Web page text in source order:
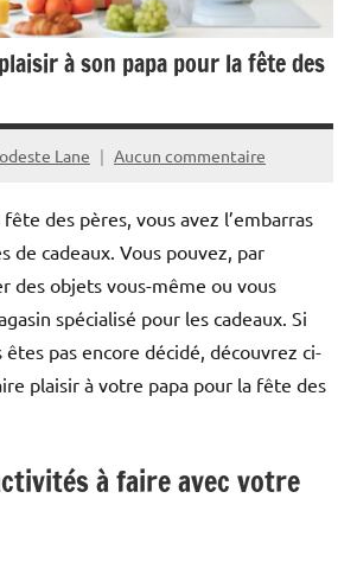
à son papa pour la fête des
Lane Aucun commentaire
des pères, vous avez l’embarras
de cadeaux. Vous pouvez, par
des objets vous-même ou vous
spécialisé pour les cadeaux. Si
êtes pas encore décidé, découvrez ci-
plaisir à votre papa pour la fête des
à faire avec votre